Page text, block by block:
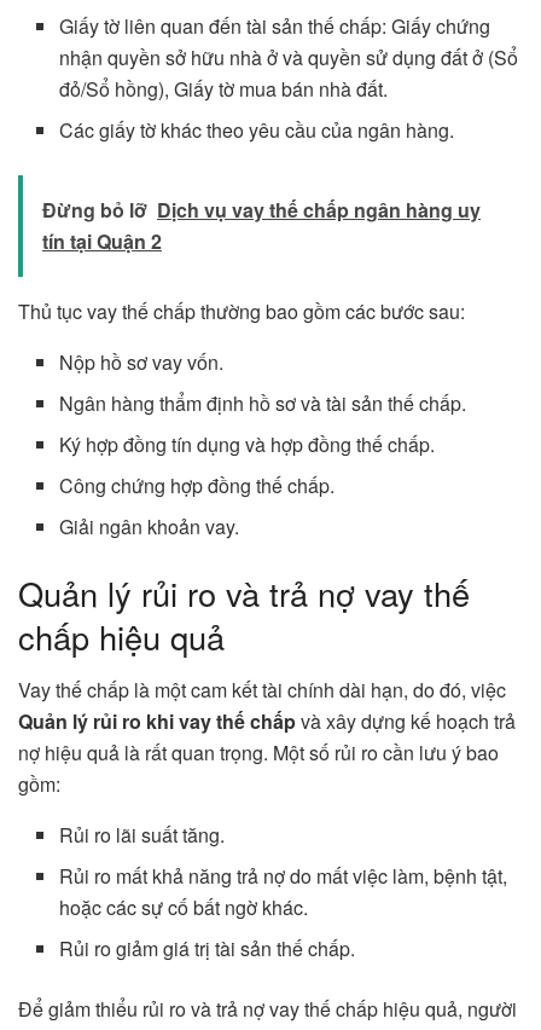
Giấy tờ liên quan đến tài sản thế chấp: Giấy chứng
nhận quyền sở hữu nhà ở và quyền sử dụng đất ở (Sổ
đỏ/Sổ hồng), Giấy tờ mua bán nhà đất.
Các giấy tờ khác theo yêu cầu của ngân hàng.
Đừng bỏ lỡ Dịch vụ vay thế chấp ngân hàng uy
tín tại Quận 2
Thủ tục vay thế chấp thường bao gồm các bước sau:
Nộp hồ sơ vay vốn.
Ngân hàng thẩm định hồ sơ và tài sản thế chấp.
Ký hợp đồng tín dụng và hợp đồng thế chấp.
Công chứng hợp đồng thế chấp.
Giải ngân khoản vay.
Quản lý rủi ro và trả nợ vay thế
chấp hiệu quả
Vay thế chấp là một cam kết tài chính dài hạn, do đó, việc
Quản lý rủi ro khi vay thế chấpvà xây dựng kế hoạch trả
nợ hiệu quả là rất quan trọng. Một số rủi ro cần lưu ý bao
gồm:
Rủi ro lãi suất tăng.
Rủi ro mất khả năng trả nợ do mất việc làm, bệnh tật,
hoặc các sự cố bất ngờ khác.
Rủi ro giảm giá trị tài sản thế chấp.
Để giảm thiểu rủi ro và trả nợ vay thế chấp hiệu quả, người